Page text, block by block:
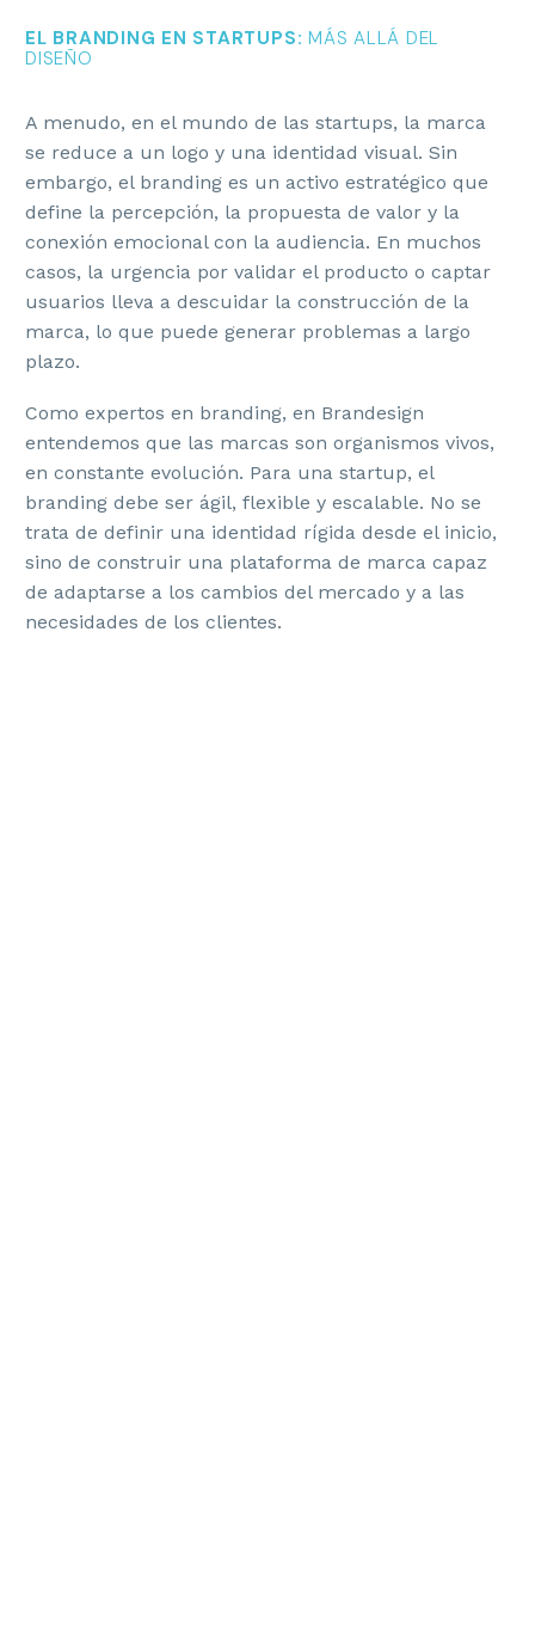
EL BRANDING EN STARTUPS: MÁS ALLÁ DEL
DISEÑO
A menudo, en el mundo de las startups, la marca
se reduce a un logo y una identidad visual. Sin
embargo, el branding es un activo estratégico que
define la percepción, la propuesta de valor y la
conexión emocional con la audiencia. En muchos
casos, la urgencia por validar el producto o captar
usuarios lleva a descuidar la construcción de la
marca, lo que puede generar problemas a largo
plazo.
Como expertos en branding, en Brandesign
entendemos que las marcas son organismos vivos,
en constante evolución. Para una startup, el
branding debe ser ágil, flexible y escalable. No se
trata de definir una identidad rígida desde el inicio,
sino de construir una plataforma de marca capaz
de adaptarse a los cambios del mercado y a las
necesidades de los clientes.